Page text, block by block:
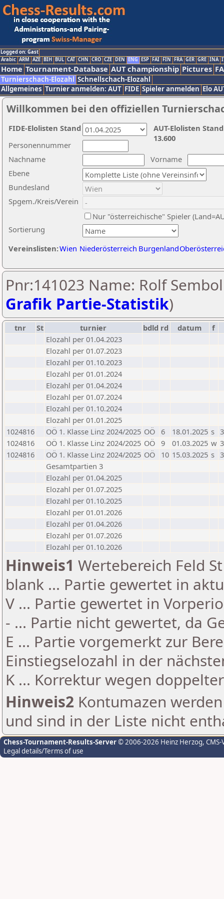
Logged on: Gast
Arabic ARM AZE BIH BUL CAT CHN CRO CZE DEN ENG ESP FAI FIN FRA GER GRE INA
Home Tournament-Database AUT championship Pictures
Turnierschach-Elozahl Schnellschach-Elozahl
Allgemeines Turnier anmelden: AUT FIDE Spieler anmelden Elo
Willkommen bei den offiziellen
Nachname
Vorname
Ebene
Sortierung
Personennummer
Bundesland
Spgem./Kreis/Verein
Nur "österreichische" Spieler
Vereinslisten:Wien Niederösterreich Burgenland
AUT-Elolisten
13.600
FIDE-Elolisten Stand
Pnr:141023 Name: Rolf
Grafik Partie-Statistik)
tnr St turnier bdld rd datum
f
Elozahl per 01.04.2023
Elozahl per 01.07.2023
Elozahl per 01.10.2023
Elozahl per 01.01.2024
Elozahl per 01.04.2024
Elozahl per 01.07.2024
Elozahl per 01.10.2024
Elozahl per 01.01.2025
1024816
OÖ 1. Klasse Linz 2024/2025 OÖ 6 18.01.2025 s
1024816
OÖ 1. Klasse Linz 2024/2025 OÖ 9 01.03.2025 w
1024816
OÖ 1. Klasse Linz 2024/2025 OÖ 10 15.03.2025 s
Gesamtpartien 3
Elozahl per 01.04.2025
Elozahl per 01.07.2025
Elozahl per 01.10.2025
Elozahl per 01.01.2026
Elozahl per 01.04.2026
Elozahl per 01.07.2026
Elozahl per 01.10.2026
Hinweis1 Wertebereich Feld
blank ... Partie gewertet in
V ... Partie gewertet in
- ... Partie nicht gewertet, da
E ... Partie vorgemerkt zur
Einstiegselozahl in der
K ... Korrektur wegen
Hinweis2 Kontumazen
und sind in der Liste nicht
Chess-Tournament-Results-Server© 2006-2026 Heinz Herzog,
Legal details/Terms of use